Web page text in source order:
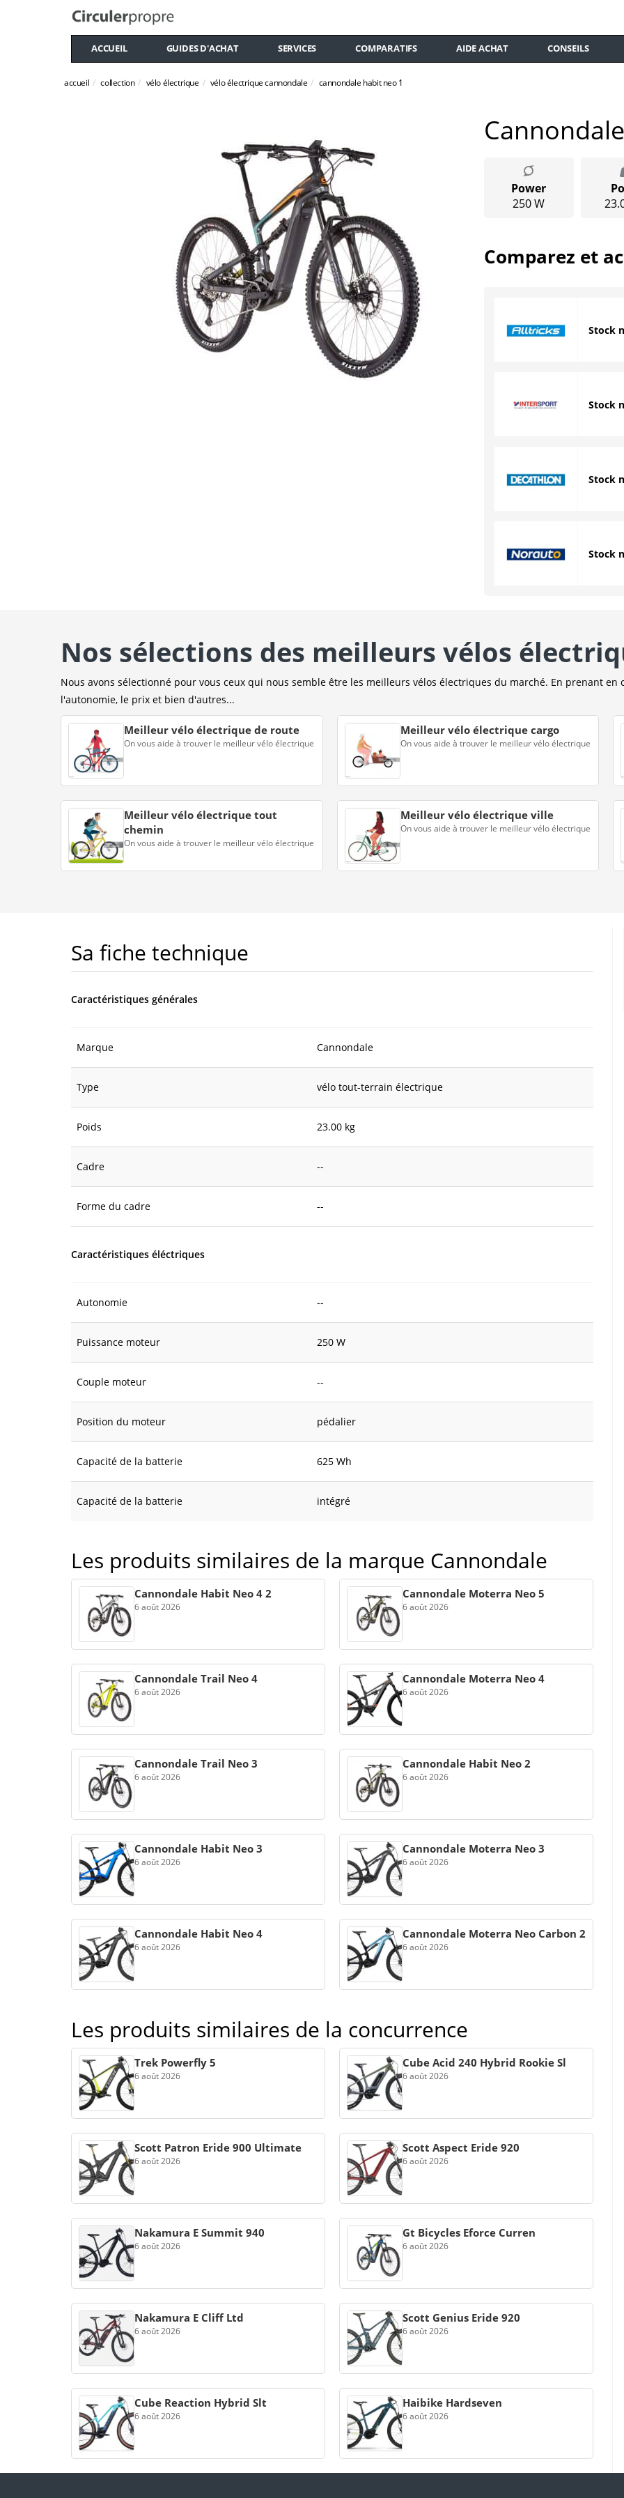
ACCUEIL GUIDES D'ACHAT SERVICES COMPARATIFS AIDE ACHAT CONSEILS
accueil collection vélo électrique vélo électrique cannondale cannondale habit neo 1
Power
250 W
Comparez et
Stock
Stock
Stock
Stock
Nos sélections des meilleurs vélos
Nous avons sélectionné pour vous ceux qui nous semble être les meilleurs vélos électriques du marché. En prenant
l'autonomie, le prix et bien d'autres...
Meilleur vélo électrique de route
On vous aide à trouver le meilleur vélo électrique
Meilleur vélo électrique cargo
On vous aide à trouver le meilleur vélo électrique
Meilleur vélo électrique tout
chemin
On vous aide à trouver le meilleur vélo électrique
Meilleur vélo électrique ville
On vous aide à trouver le meilleur vélo électrique
Sa fiche technique
Caractéristiques générales
Marque Cannondale
Type vélo tout-terrain électrique
Poids 23.00 kg
Cadre --
Forme du cadre --
Caractéristiques éléctriques
Autonomie --
Puissance moteur 250 W
Couple moteur --
Position du moteur pédalier
Capacité de la batterie 625 Wh
Capacité de la batterie intégré
Les produits similaires de la marque Cannondale
Cannondale Habit Neo 4 2
6 août 2026
Cannondale Moterra Neo 5
6 août 2026
Cannondale Trail Neo 4
6 août 2026
Cannondale Moterra Neo 4
6 août 2026
Cannondale Trail Neo 3
6 août 2026
Cannondale Habit Neo 2
6 août 2026
Cannondale Habit Neo 3
6 août 2026
Cannondale Moterra Neo 3
6 août 2026
Cannondale Habit Neo 4
6 août 2026
Cannondale Moterra Neo Carbon 2
6 août 2026
Les produits similaires de la concurrence
Trek Powerfly 5
6 août 2026
Cube Acid 240 Hybrid Rookie Sl
6 août 2026
Scott Patron Eride 900 Ultimate
6 août 2026
Scott Aspect Eride 920
6 août 2026
Nakamura E Summit 940
6 août 2026
Gt Bicycles Eforce Curren
6 août 2026
Nakamura E Cliff Ltd
6 août 2026
Scott Genius Eride 920
6 août 2026
Cube Reaction Hybrid Slt
6 août 2026
Haibike Hardseven
6 août 2026